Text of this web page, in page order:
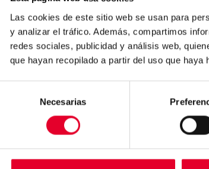
Las cookies de este sitio web se usan para
y analizar el tráfico. Además, compartimos
redes sociales, publicidad y análisis web,
que hayan recopilado a partir del uso que haya
consentimiento
Necesarias
El perfil del consumidor de
vending está cambiand...